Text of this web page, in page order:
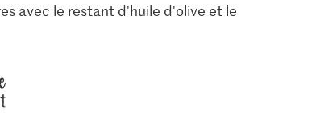
avec le restant d'huile d'olive et le